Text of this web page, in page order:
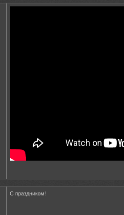
С праздником!